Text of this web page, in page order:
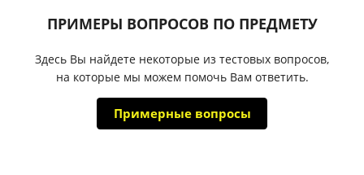
ПРИМЕРЫ ВОПРОСОВ ПО ПРЕДМЕТУ
Здесь Вы найдете некоторые из тестовых вопросов,
на которые мы можем помочь Вам ответить.
Примерные вопросы